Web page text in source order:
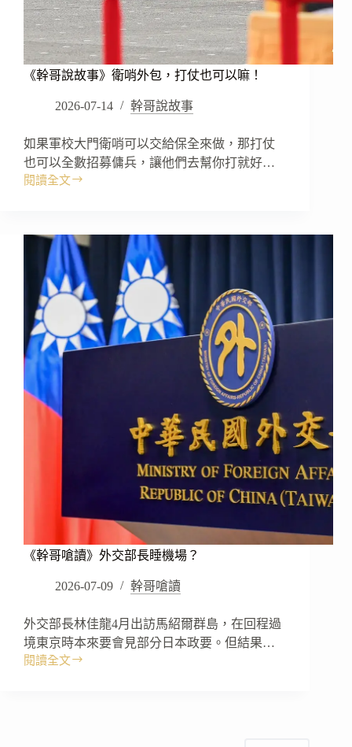
《幹哥說故事》衛哨外包，打仗也可以嘛！
2026-07-14 幹哥說故事
如果軍校大門衛哨可以交給保全來做，那打仗
也可以全數招募傭兵，讓他們去幫你打就好…
閱讀全文
《幹
故
包，
打
仗
也
可
以
《幹哥嗆讀》外交部長睡機場？
2026-07-09 幹哥嗆讀
外交部長林佳龍4月出訪馬紹爾群島，在回程過
境東京時本來要會見部分日本政要。但結果…
閱讀全文
《幹